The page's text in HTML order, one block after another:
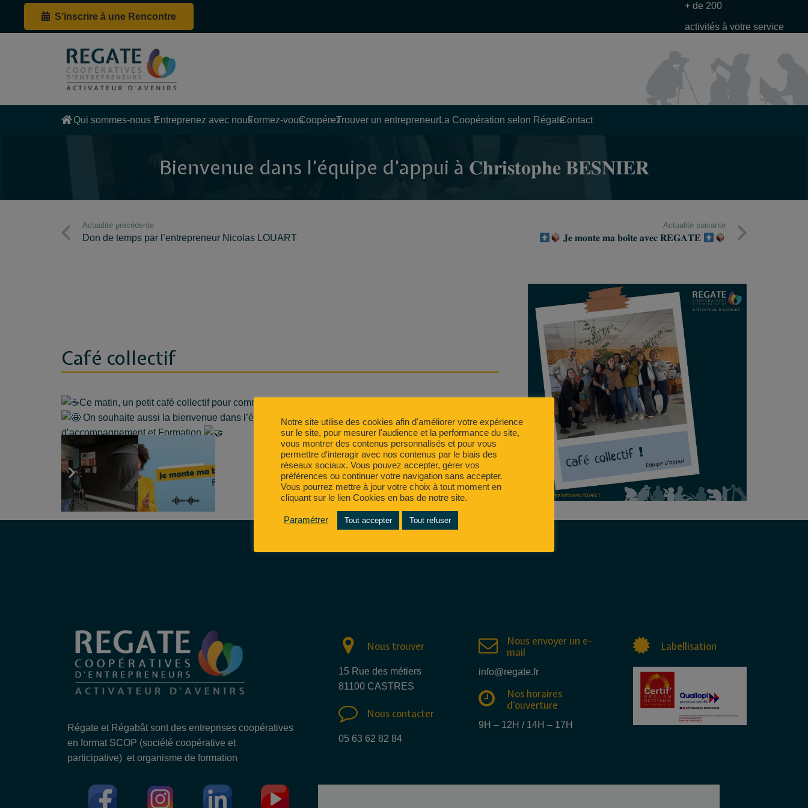
S’inscrire à une Rencontre
+ de 200
activités à votre service
Qui sommes-nous ?Entreprenez avec nousFormez-vousCoopérezTrouver un entrepreneurLa Coopération selon RégateContact
Bienvenue dans l’équipe d’appui à 𝐂𝐡𝐫𝐢𝐬𝐭𝐨𝐩𝐡𝐞 𝐁𝐄𝐒𝐍𝐈𝐄𝐑
Actualité précédente
Don de temps par l’entrepreneur Nicolas LOUART
Actualité suivante
𝐉𝐞 𝐦𝐨𝐧𝐭𝐞 𝐦𝐚 𝐛𝐨𝐢̂𝐭𝐞 𝐚𝐯𝐞𝐜 𝐑𝐄𝐆𝐀𝐓𝐄
Café collectif
Ce matin, un petit café collectif pour commencer la semaine !
On souhaite aussi la bienvenue dans l’équipe d’appui à 𝐂𝐡𝐫𝐢𝐬𝐭𝐨𝐩𝐡𝐞 𝐁𝐄𝐒𝐍𝐈𝐄𝐑 Chargé
d’accompagnement et Formation.
Régate et Régabât sont des entreprises coopératives
en format SCOP (société coopérative et
participative) et organisme de formation
Nous trouver
15 Rue des métiers
81100 CASTRES
Nous contacter
05 63 62 82 84
Nous envoyer un e-
mail
info@regate.fr
Nos horaires
d'ouverture
9H – 12H / 14H – 17H
Labellisation
Notre site utilise des cookies afin d'améliorer votre expérience
sur le site, pour mesurer l'audience et la performance du site,
vous montrer des contenus personnalisés et pour vous
permettre d'interagir avec nos contenus par le biais des
réseaux sociaux. Vous pouvez accepter, gérer vos
préférences ou continuer votre navigation sans accepter.
Vous pourrez mettre à jour votre choix à tout moment en
cliquant sur le lien Cookies en bas de notre site.
Paramétrer Tout accepter Tout refuser